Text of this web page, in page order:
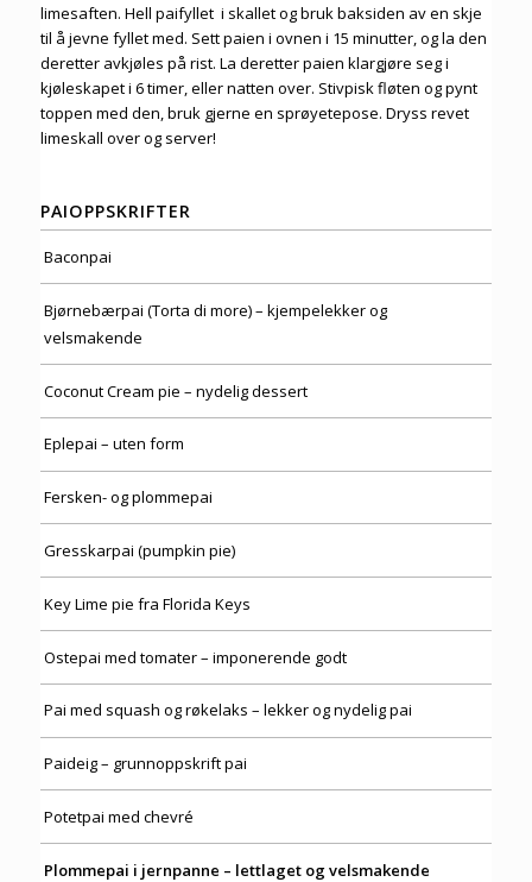
limesaften. Hell paifyllet i skallet og bruk baksiden av en skje
til å jevne fyllet med. Sett paien i ovnen i 15 minutter, og la den
deretter avkjøles på rist. La deretter paien klargjøre seg i
kjøleskapet i 6 timer, eller natten over. Stivpisk fløten og pynt
toppen med den, bruk gjerne en sprøyetepose. Dryss revet
limeskall over og server!
PAIOPPSKRIFTER
Baconpai
Bjørnebærpai (Torta di more) – kjempelekker og
velsmakende
Coconut Cream pie – nydelig dessert
Eplepai – uten form
Fersken- og plommepai
Gresskarpai (pumpkin pie)
Key Lime pie fra Florida Keys
Ostepai med tomater – imponerende godt
Pai med squash og røkelaks – lekker og nydelig pai
Paideig – grunnoppskrift pai
Potetpai med chevré
Plommepai i jernpanne – lettlaget og velsmakende